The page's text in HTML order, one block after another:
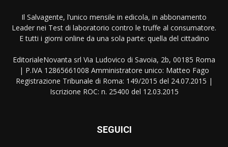
Il Salvagente, l’unico mensile in edicola, in abbonamento
Leader nei Test di laboratorio contro le truffe al consumatore.
E tutti i giorni online da una sola parte: quella del cittadino
EditorialeNovanta srl Via Ludovico di Savoia, 2b, 00185 Roma
| P.IVA 12865661008 Amministratore unico: Matteo Fago
Registrazione Tribunale di Roma: 149/2015 del 24.07.2015 |
Iscrizione ROC: n. 25400 del 12.03.2015
SEGUICI